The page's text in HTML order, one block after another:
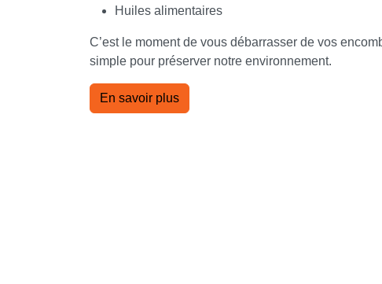
Huiles alimentaires
C’est le moment de vous débarrasser de vos
simple pour préserver notre environnement.
En savoir plus